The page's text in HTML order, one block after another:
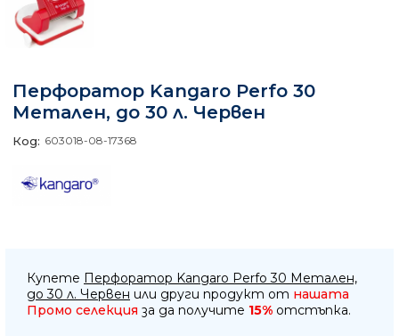
Перфоратор Kangaro Perfo 30
Метален, до 30 л. Червен
Код: 603018-08-17368
Купете Перфоратор Kangaro Perfo 30 Метален,
до 30 л. Червен или други продукт от нашата
Промо селекция за да получите 15% отстъпка.